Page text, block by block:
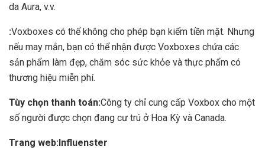
da Aura, v.v.
:Voxboxes có thể không cho phép bạn kiếm tiền mặt. Nhưng
nếu may mắn, bạn có thể nhận được Voxboxes chứa các
sản phẩm làm đẹp, chăm sóc sức khỏe và thực phẩm có
thương hiệu miễn phí.
Tùy chọn thanh toán:Công ty chỉ cung cấp Voxbox cho một
số người được chọn đang cư trú ở Hoa Kỳ và Canada.
Trang web:Influenster